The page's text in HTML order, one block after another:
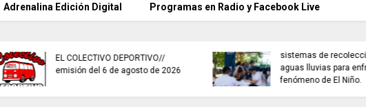
Adrenalina Edición Digital Programas en Radio y Facebook Live
TRABAJO...........................si hay //
viernes 7 de agosto de 2026
ES HORA DE REFLEXIONAR